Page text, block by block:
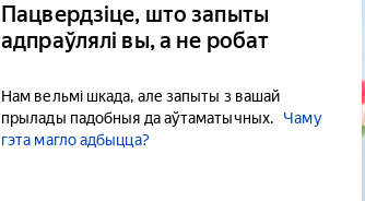
Пацвердзіце, што запыты
адпраўлялі вы, а не робат
Нам вельмі шкада, але запыты з вашай
прылады падобныя да аўтаматычных.
Чаму
гэта магло адбыцца?